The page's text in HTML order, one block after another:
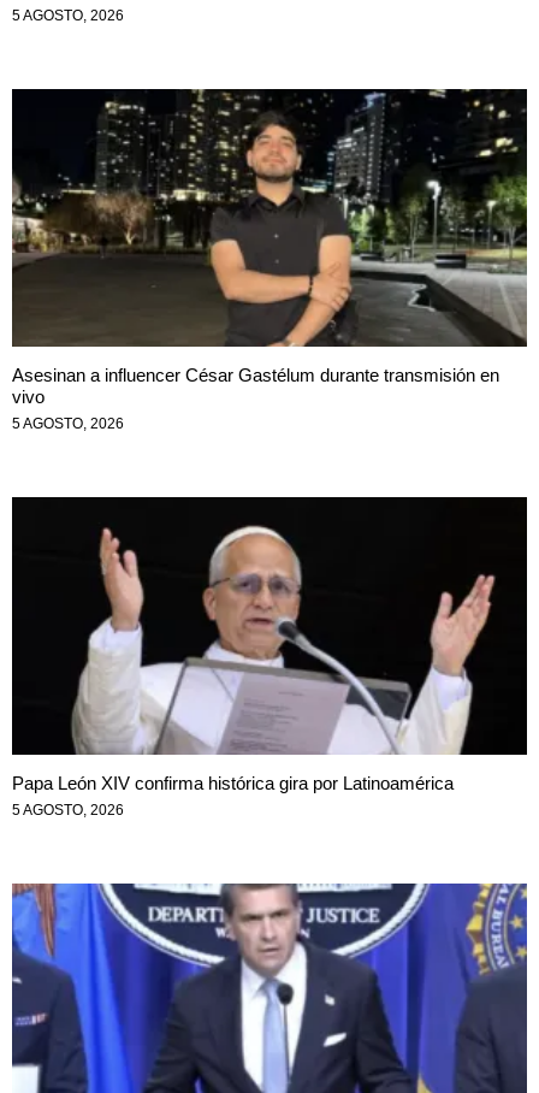
5 AGOSTO, 2026
Asesinan a influencer César Gastélum durante transmisión en
vivo
5 AGOSTO, 2026
Papa León XIV confirma histórica gira por Latinoamérica
5 AGOSTO, 2026